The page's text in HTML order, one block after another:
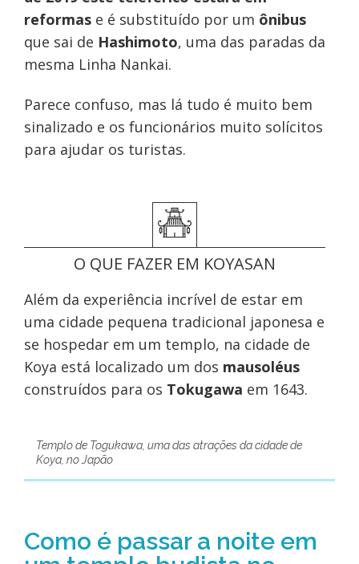
reformase é substituído por um ônibus
que sai de Hashimoto, uma das paradas da
mesma Linha Nankai.
Parece confuso, mas lá tudo é muito bem
sinalizado e os funcionários muito solícitos
para ajudar os turistas.
O QUE FAZER EM KOYASAN
Além da experiência incrível de estar em
uma cidade pequena tradicional japonesa e
se hospedar em um templo, na cidade de
Koya está localizado um dos mausoléus
construídos para os Tokugawa em 1643.
Templo de Togukawa, uma das atrações da cidade de
Koya, no Japão
Como é passar a noite em